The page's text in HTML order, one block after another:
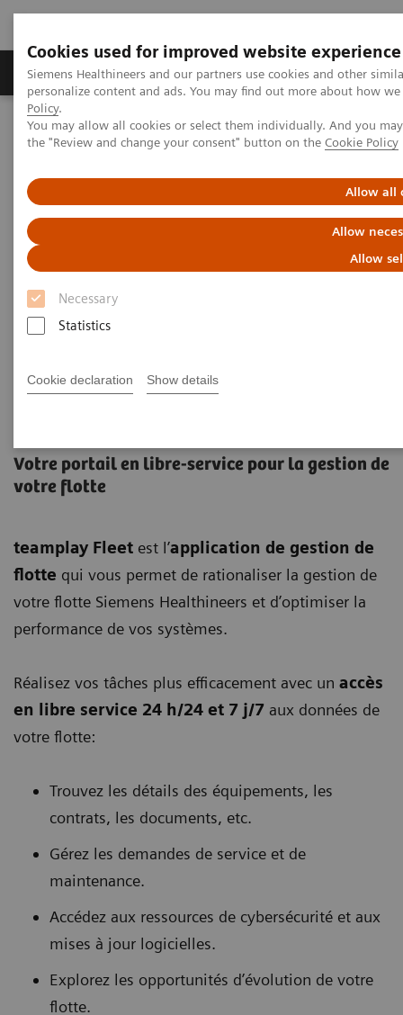
Cookies used for improved website experience
Siemens Healthineers and our partners use cookies and other
personalize content and ads. You may find out more about how
Policy.
You may allow all cookies or select them individually. And you
the "Review and change your consent" button on the Cookie Policy
Allow all
Allow
Allow
Necessary
Statistics
Cookie declaration Show details
Produits & services Domaines cliniques
Home Services
Customer Services
Connect Platforms et Smart Enablers
teamplay Fleet
Votre portail en libre-service pour la gestion de
votre flotte
teamplay Fleet est l’application de gestion de
flotte qui vous permet de rationaliser la gestion de
votre flotte Siemens Healthineers et d’optimiser la
performance de vos systèmes.
Réalisez vos tâches plus efficacement avec un accès
en libre service 24 h/24 et 7 j/7 aux données de
votre flotte:
Trouvez les détails des équipements, les
contrats, les documents, etc.
Gérez les demandes de service et de
maintenance.
Accédez aux ressources de cybersécurité et aux
mises à jour logicielles.
Explorez les opportunités d’évolution de votre
flotte.